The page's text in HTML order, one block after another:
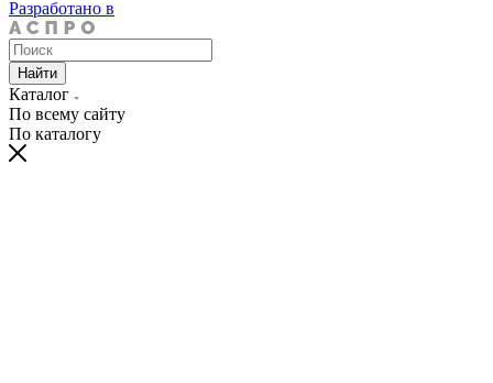
Разработано в
Найти
Каталог
По всему сайту
По каталогу